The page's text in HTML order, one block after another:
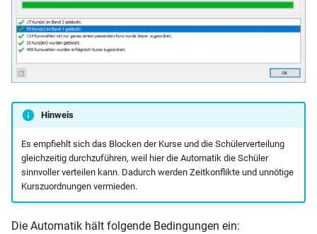
Hinweis
Es empfiehlt sich das Blocken der Kurse und die Schülerverteilung
gleichzeitig durchzuführen, weil hier die Automatik die Schüler
sinnvoller verteilen kann. Dadurch werden Zeitkonflikte und unnötige
Kurszuordnungen vermieden.
Die Automatik hält folgende Bedingungen ein: